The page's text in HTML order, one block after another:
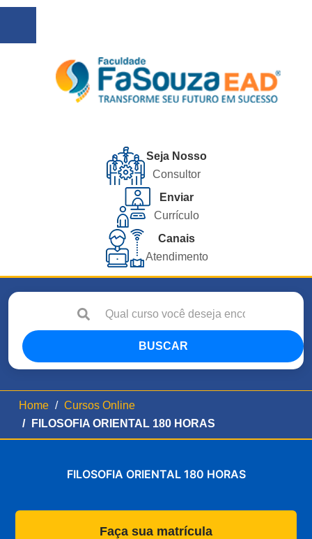
Seja Nosso
Consultor
Enviar
Currículo
Canais
Atendimento
BUSCAR
Home
Cursos Online
FILOSOFIA ORIENTAL 180 HORAS
FILOSOFIA ORIENTAL 180 HORAS
Faça sua matrícula